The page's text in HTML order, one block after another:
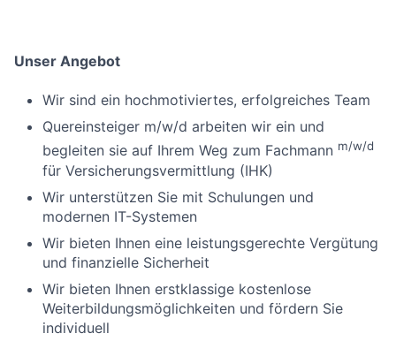
Unser Angebot
Wir sind ein hochmotiviertes, erfolgreiches Team
Quereinsteiger m/w/d arbeiten wir ein und
begleiten sie auf Ihrem Weg zum Fachmann m/w/d
für Versicherungsvermittlung (IHK)
Wir unterstützen Sie mit Schulungen und
modernen IT-Systemen
Wir bieten Ihnen eine leistungsgerechte Vergütung
und finanzielle Sicherheit
Wir bieten Ihnen erstklassige kostenlose
Weiterbildungsmöglichkeiten und fördern Sie
individuell